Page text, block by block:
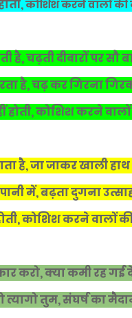
कोशिश करने वालों की
है, चढ़ती दीवारों पर सौ
है, चढ़ कर गिरना
कोशिश करने वालों
है, जा जाकर खाली
में, बढ़ता दुगना
कोशिश करने वालों की
करो, क्या कमी रह गई
तुम, संघर्ष का